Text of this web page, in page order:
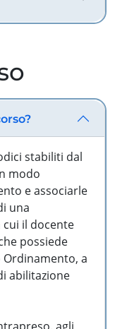
stabiliti dal
modo
e associarle
una
cui il docente
possiede
Ordinamento, a
abilitazione